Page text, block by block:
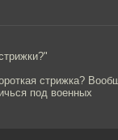
стрижка?
под военных